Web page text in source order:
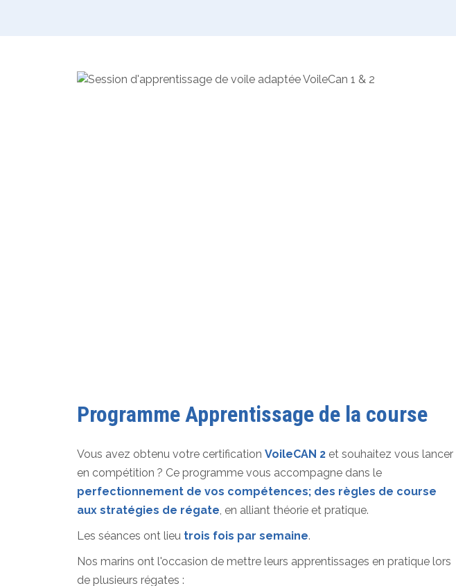
Programme Apprentissage de la course
Vous avez obtenu votre certification VoileCAN 2 et souhaitez vous lancer
en compétition ? Ce programme vous accompagne dans le
perfectionnement de vos compétences; des règles de course
aux stratégies de régate, en alliant théorie et pratique.
Les séances ont lieu trois fois par semaine.
Nos marins ont l'occasion de mettre leurs apprentissages en pratique lors
de plusieurs régates :